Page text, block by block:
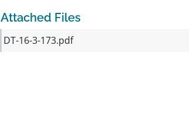
Attached Files
DT-16-3-173.pdf